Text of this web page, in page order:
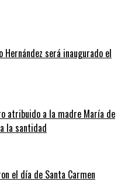
Hernández será inaugurado el
atribuido a la madre María de
la santidad
el día de Santa Carmen